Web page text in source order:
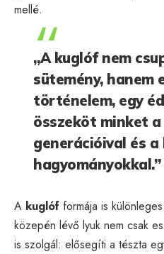
mellé.
„A kuglóf nem
sütemény, hanem
történelem, egy
összeköt minket
generációival és
hagyományokkal.”
A kuglóf formája is
közepén lévő lyuk nem csak
is szolgál: elősegíti a tészta